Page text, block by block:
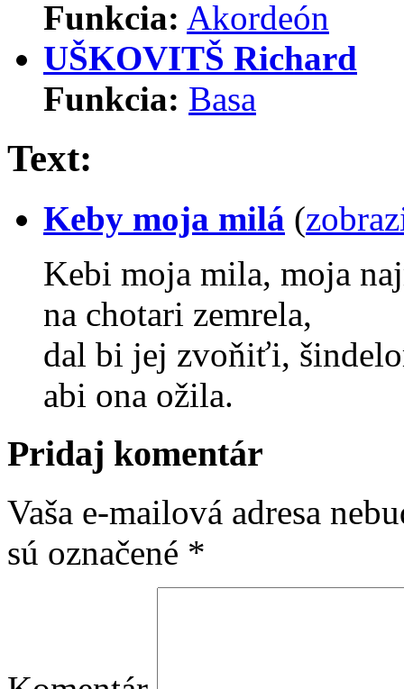
Funkcia: Akordeón
UŠKOVITŠ Richard
Funkcia: Basa
Text:
Keby moja milá (
Kebi moja mila, moja
na chotari zemrela,
dal bi jej zvoňiťi,
abi ona ožila.
Pridaj komentár
Vaša e-mailová adresa
sú označené *